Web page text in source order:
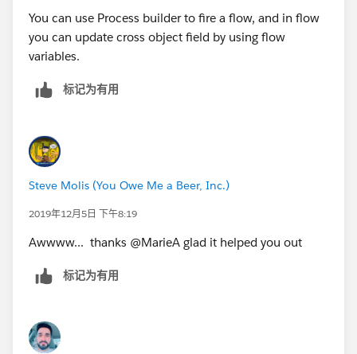
You can use Process builder to fire a flow, and in flow
you can update cross object field by using flow
variables.
标记为有用
Steve Molis (You Owe Me a Beer, Inc.)
2019年12月5日 下午8:19
Awwww... thanks @MarieA glad it helped you out
标记为有用